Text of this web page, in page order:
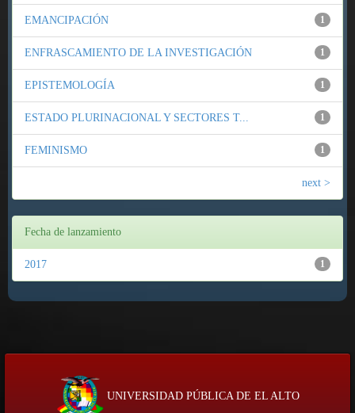
1
EMANCIPACIÓN
1
ENFRASCAMIENTO DE LA INVESTIGACIÓN
1
EPISTEMOLOGÍA
1
ESTADO PLURINACIONAL Y SECTORES T...
1
FEMINISMO
next >
Fecha de lanzamiento
1
2017
UNIVERSIDAD PÚBLICA DE EL ALTO